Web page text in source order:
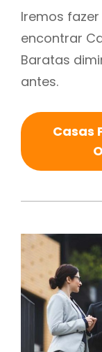
Iremos
encontrar
Baratas
antes.
Casas